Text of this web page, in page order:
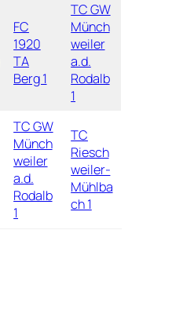
FC
1920
TA
Berg 1
TC GW
Münch
weiler
a.d.
Rodalb
1
TC GW
Münch
weiler
a.d.
Rodalb
1
TC
Riesch
weiler-
Mühlba
ch 1